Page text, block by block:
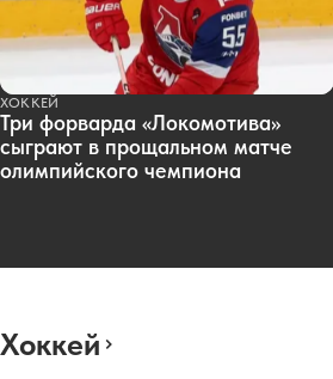
ХОККЕЙ
Три форварда «Локомотива»
сыграют в прощальном матче
олимпийского чемпиона
Хоккей